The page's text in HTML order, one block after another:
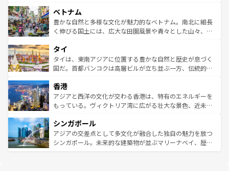
参照してほしい。
容にもいいと評判のスイーツなど、バラエティ豊かな料理
が味わえる。 なお、新着の台湾情報は コンテンツ一覧を参
照してほしい。
き、地方に足を延ばせば四季折々の自然美を楽しむことが
できる。そして、キムチや焼肉、絶品のストリートフード
まで、さまざまな韓国料理が待っている。夜には、韓国な
リティに包まれながら、韓国の多彩な魅力を心ゆくまで味
わってみてほしい。 なお、新着の韓国情報はコンテンツ一
覧を参照してほしい。
ベトナム
豊かな自然と多様な文化が魅力的なベトナム。南北に細長
く伸びる国土には、広大な田園風景や青々とした山々、世
急速な発展と共に伝統が息づく。ハノイの古い町並みやホ
ーチミン市のフランス統治時代の建物も、独特の雰囲気を
醸し出している。また、バラエティの豊かさとおいしさで
とつ。フォーやバインミー、ベトナムコーヒーなどは、ぜ
ひ現地で味わいたい。どの地域を訪れてもあたたかい人々
が旅行者を迎えてくれるので、きっと忘れられない旅にな
参照してほしい。
タイ
タイは、東南アジアに位置する豊かな自然と歴史が息づく
国だ。首都バンコクは高層ビルが立ち並ぶ一方、伝統的な
の活気が交差している。北部ではチェンマイなどの山岳地
帯で自然と触れ合い、南部ではプーケットやクラビの美し
いビーチでリゾート気分を楽しむことができる。タイ料理
激する。気候は一年中温暖で、どの季節にも異なる楽しみ
が待っている。親しみやすいタイの人々、仏教を中心とし
た文化、そして多様な観光資源が、訪れる旅人を魅了し続
香港
アジアと西洋の文化が交わる香港は、特有のエネルギーを
もっている。ヴィクトリア湾に広がる壮大な景色、近未来
み、どこを訪れても感動するはず。観光スポットが密集し
ており、効率よく見どころを回れるのも魅力。息をのむよ
うな絶景から文化的な体験まで、香港を存分に楽しみ尽く
シンガポール
アジアの交差点として多文化が融合した独自の魅力を放つ
シンガポール。未来的な建築物が並ぶマリーナベイ、歴史